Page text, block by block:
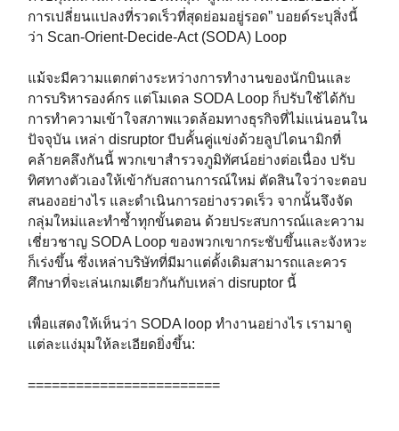
การเปลี่ยนแปลงที่รวดเร็วที่สุดย่อมอยู่รอด” บอยด์ระบุสิ่งนี้
ว่า Scan-Orient-Decide-Act (SODA) Loop⁣
แม้จะมีความแตกต่างระหว่างการทำงานของนักบินและ
การบริหารองค์กร แต่โมเดล SODA Loop ก็ปรับใช้ได้กับ
การทำความเข้าใจสภาพแวดล้อมทางธุรกิจที่ไม่แน่นอนใน
ปัจจุบัน เหล่า disruptor บีบคั้นคู่แข่งด้วยลูปไดนามิกที่
คล้ายคลึงกันนี้ พวกเขาสำรวจภูมิทัศน์อย่างต่อเนื่อง ปรับ
ทิศทางตัวเองให้เข้ากับสถานการณ์ใหม่ ตัดสินใจว่าจะตอบ
สนองอย่างไร และดำเนินการอย่างรวดเร็ว จากนั้นจึงจัด
กลุ่มใหม่และทำซ้ำทุกขั้นตอน ด้วยประสบการณ์และความ
เชี่ยวชาญ SODA Loop ของพวกเขากระชับขึ้นและจังหวะ
ก็เร่งขึ้น ซึ่งเหล่าบริษัทที่มีมาแต่ดั้งเดิมสามารถและควร
ศึกษาที่จะเล่นเกมเดียวกันกับเหล่า disruptor นี้⁣
เพื่อแสดงให้เห็นว่า SODA loop ทำงานอย่างไร เรามาดู
แต่ละแง่มุมให้ละเอียดยิ่งขึ้น:⁣
========================⁣